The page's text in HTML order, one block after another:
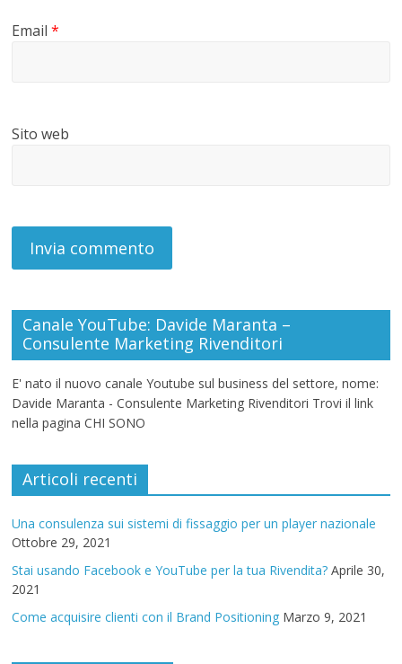
Email*
Sito web
Canale YouTube: Davide Maranta –
Consulente Marketing Rivenditori
E' nato il nuovo canale Youtube sul business del settore, nome:
Davide Maranta - Consulente Marketing Rivenditori Trovi il link
nella pagina CHI SONO
Articoli recenti
Una consulenza sui sistemi di fissaggio per un player nazionale
Ottobre 29, 2021
Stai usando Facebook e YouTube per la tua Rivendita? Aprile 30,
2021
Come acquisire clienti con il Brand Positioning Marzo 9, 2021